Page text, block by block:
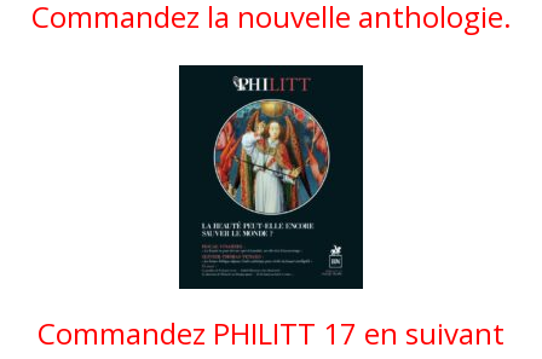
Commandez la nouvelle anthologie.
Commandez PHILITT 17 en suivant